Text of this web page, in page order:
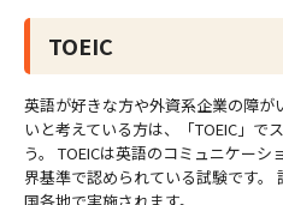
TOEIC
英語が好きな方や外資系企業の障が
いと考えている方は、「TOEIC」で
う。 TOEICは英語のコミュニケーシ
界基準で認められている試験です。